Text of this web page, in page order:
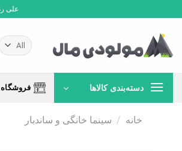
to
content
علی
دسته‌بندی کالاها فروشگاه
خانه / سینما خانگی و ساندبار